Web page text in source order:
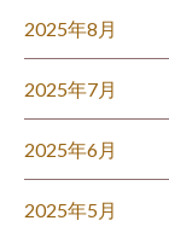
2025年8月
2025年7月
2025年6月
2025年5月